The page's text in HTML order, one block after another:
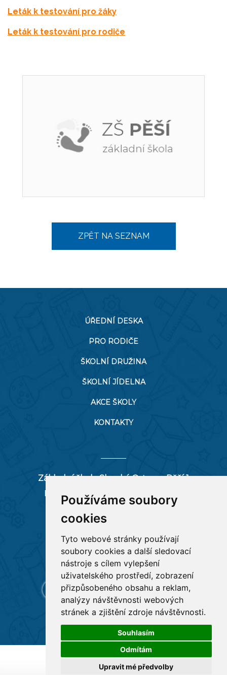
Používáme soubory
cookies
Tyto webové stránky používají
soubory cookies a další sledovací
nástroje s cílem vylepšení
uživatelského prostředí, zobrazení
přizpůsobeného obsahu a reklam,
analýzy návštěvnosti webových
stránek a zjištění zdroje návštěvnosti.
Souhlasím
Odmítám
Upravit mé předvolby
Leták k testování pro žáky
Leták k testování pro rodiče
ZPĚT NA SEZNAM
ÚŘEDNÍ DESKA
PRO RODIČE
ŠKOLNÍ DRUŽINA
ŠKOLNÍ JÍDELNA
AKCE ŠKOLY
KONTAKTY
Základní škola Slezská Ostrava, Pěší 1
Pěší 66/1, 712 00 Ostrava-Muglinov
tel:596 244 880
RYCHLÉ ODKAZY
Všechna práva vyhrazena Základní škola Pěší 1
Tvorba a provoz webu:
ISSA CZECH